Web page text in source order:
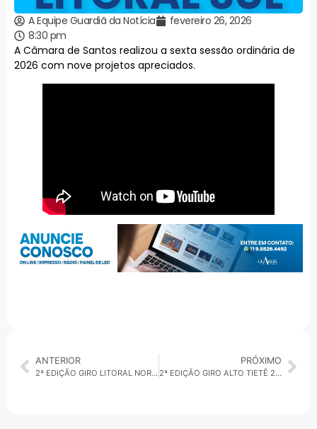
A Equipe Guardiã da Notícia
fevereiro 26, 2026
8:30 pm
A Câmara de Santos realizou a sexta sessão ordinária de
2026 com nove projetos apreciados.
ANTERIOR
2ª EDIÇÃO GIRO LITORAL NORTE 26/02/2026: PROJETOS APROVADOS
PRÓXIMO
2ª EDIÇÃO GIRO ALTO TIETÊ 26/02/2026: ESPORTE, FISCALIZAÇÃO E PROJETOS DE INCLUSÃO